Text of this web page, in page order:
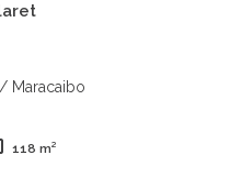
Maracaibo
118 m²